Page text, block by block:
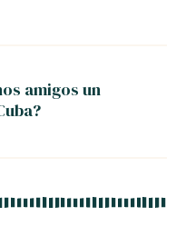
amigos un